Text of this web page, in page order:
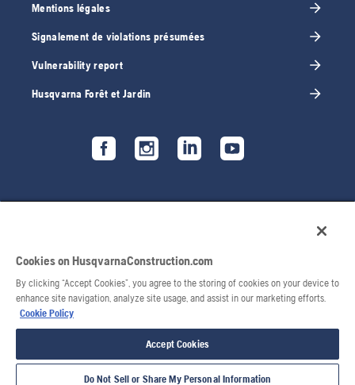
Mentions légales
Signalement de violations présumées
Vulnerability report
Husqvarna Forêt et Jardin
© 2026 Husqvarna AB. Tous droits réservés.
Cookies on HusqvarnaConstruction.com
By clicking “Accept Cookies”, you agree to the storing of cookies on your device to
enhance site navigation, analyze site usage, and assist in our marketing efforts.
Cookie Policy
Accept Cookies
Do Not Sell or Share My Personal Information